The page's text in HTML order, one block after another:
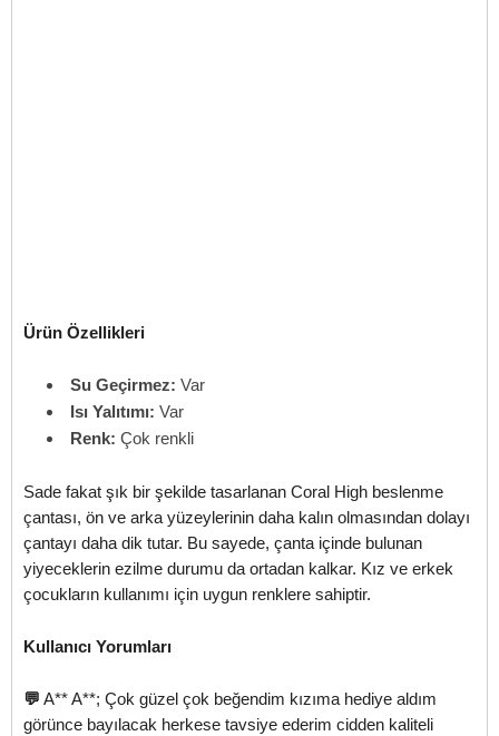
Ürün Özellikleri
Su Geçirmez: Var
Isı Yalıtımı: Var
Renk: Çok renkli
Sade fakat şık bir şekilde tasarlanan Coral High beslenme
çantası, ön ve arka yüzeylerinin daha kalın olmasından dolayı
çantayı daha dik tutar. Bu sayede, çanta içinde bulunan
yiyeceklerin ezilme durumu da ortadan kalkar. Kız ve erkek
çocukların kullanımı için uygun renklere sahiptir.
Kullanıcı Yorumları
💬 A** A**; Çok güzel çok beğendim kızıma hediye aldım
görünce bayılacak herkese tavsiye ederim cidden kaliteli